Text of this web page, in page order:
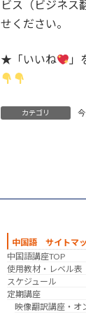
ビス（ビジネス
せください。
★「いいね 」
カテゴリ
中国語 サイトマ
中国語講座TOP
使用教材・レベル表
スケジュール
定期講座
映像翻訳講座・オ